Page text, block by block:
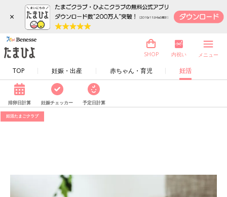
×
TOP 妊娠・出産 赤ちゃん・育児 妊活
SHOP 内祝い メニュー
排卵日計算 妊娠チェッカー 予定日計算
妊活たまごクラブ